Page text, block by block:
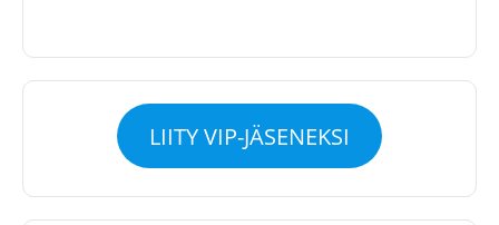
LIITY VIP-JÄSENEKSI